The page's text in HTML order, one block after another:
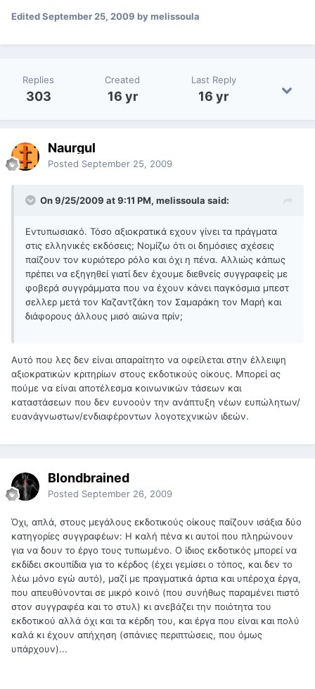
EditedSeptember 25, 2009 by melissoula
Replies
303
Created
16 yr
Last Reply
16 yr
Naurgul
Posted September 25, 2009
On 9/25/2009 at 9:11 PM, melissoula said:
Εντυπωσιακό. Τόσο αξιοκρατικά εχουν γίνει τα πράγματα
στις ελληνικές εκδόσεις; Νομίζω ότι οι δημόσιες σχέσεις
παίζουν τον κυριότερο ρόλο και όχι η πένα. Αλλιώς κάπως
πρέπει να εξηγηθεί γιατί δεν έχουμε διεθνείς συγγραφείς με
φοβερά συγγράμματα που να έχουν κάνει παγκόσμια μπεστ
σελλερ μετά τον Καζαντζάκη τον Σαμαράκη τον Μαρή και
διάφορους άλλους μισό αιώνα πρίν;
Αυτό που λες δεν είναι απαραίτητο να οφείλεται στην έλλειψη
αξιοκρατικών κριτηρίων στους εκδοτικούς οίκους. Μπορεί ας
πούμε να είναι αποτέλεσμα κοινωνικών τάσεων και
καταστάσεων που δεν ευνοούν την ανάπτυξη νέων ευπώλητων/
ευανάγνωστων/ενδιαφέροντων λογοτεχνικών ιδεών.
Blondbrained
Posted September 26, 2009
Όχι, απλά, στους μεγάλους εκδοτικούς οίκους παίζουν ισάξια δύο
κατηγορίες συγγραφέων: Η καλή πένα κι αυτοί που πληρώνουν
για να δουν το έργο τους τυπωμένο. Ο ίδιος εκδοτικός μπορεί να
εκδίδει σκουπίδια για το κέρδος (έχει γεμίσει ο τόπος, και δεν το
λέω μόνο εγώ αυτό), μαζί με πραγματικά άρτια και υπέροχα έργα,
που απευθύνονται σε μικρό κοινό (που συνήθως παραμένει πιστό
στον συγγραφέα και το στυλ) κι ανεβάζει την ποιότητα του
εκδοτικού αλλά όχι και τα κέρδη του, και έργα που είναι και πολύ
καλά κι έχουν απήχηση (σπάνιες περιπτώσεις, που όμως
υπάρχουν)...